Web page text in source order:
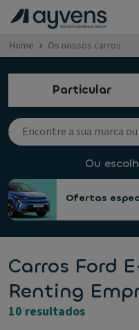
Home Os nossos carros
Particular
Ou
Ofertas
Carros Ford
Renting
10 resultados